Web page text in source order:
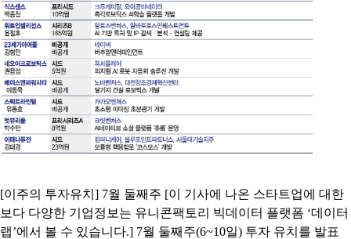
[이주의 투자유치] 7월 둘째주 [이 기사에 나온 스타트업에 대한
보다 다양한 기업정보는 유니콘팩토리 빅데이터 플랫폼 ‘데이터
랩’에서 볼 수 있습니다.] 7월 둘째주(6~10일) 투자 유치를 발표